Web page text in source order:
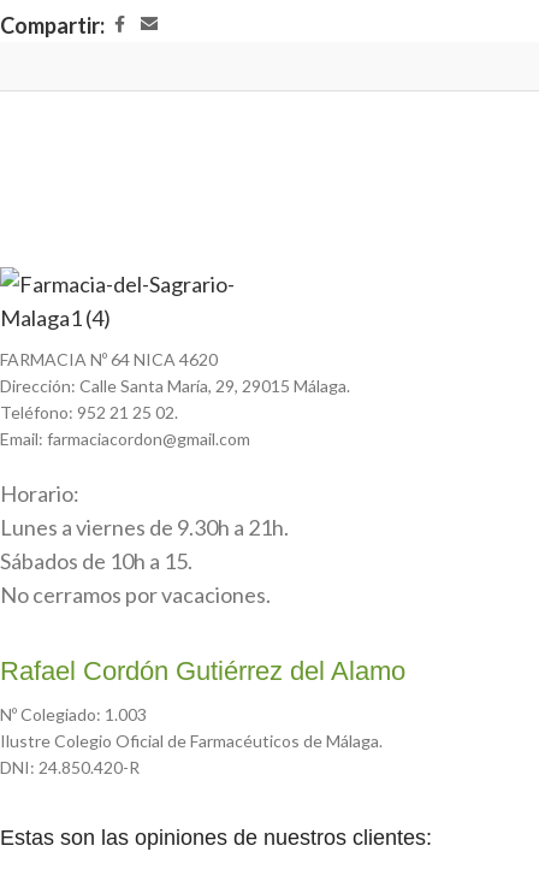
Compartir:
FARMACIA Nº 64 NICA 4620
Dirección: Calle Santa María, 29, 29015 Málaga.
Teléfono: 952 21 25 02.
Email: farmaciacordon@gmail.com
Horario:
Lunes a viernes de 9.30h a 21h.
Sábados de 10h a 15.
No cerramos por vacaciones.
Rafael Cordón Gutiérrez del Alamo
Nº Colegiado: 1.003
Ilustre Colegio Oficial de Farmacéuticos de Málaga.
DNI: 24.850.420-R
Estas son las opiniones de nuestros clientes: